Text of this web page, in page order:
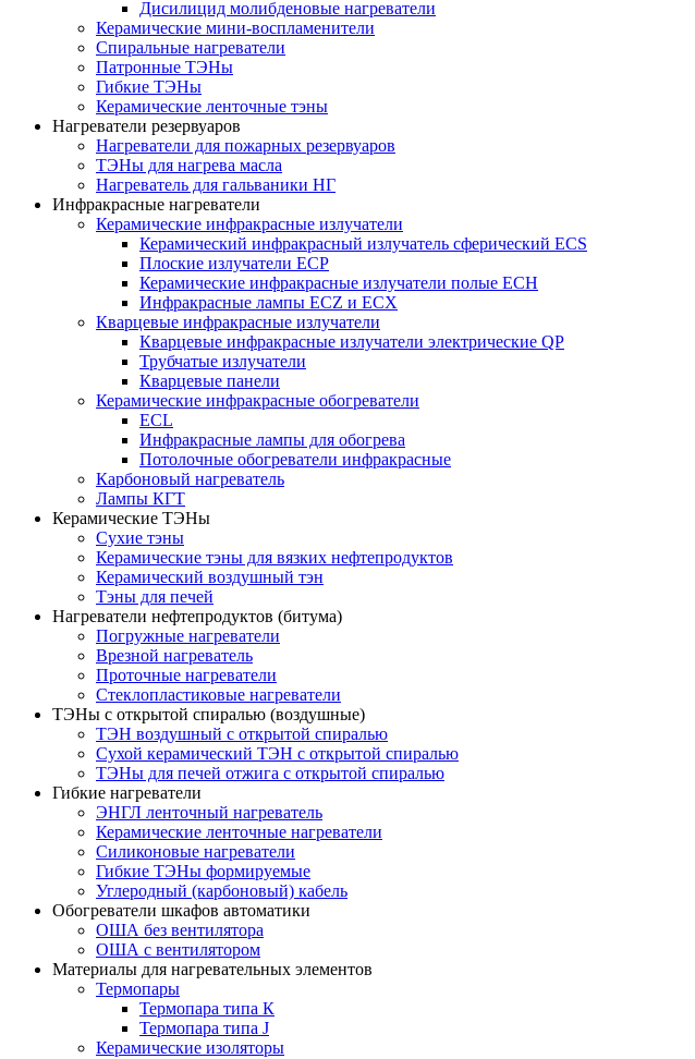
Дисилицид молибденовые нагреватели
Керамические мини-воспламенители
Спиральные нагреватели
Патронные ТЭНы
Гибкие ТЭНы
Керамические ленточные тэны
Нагреватели резервуаров
Нагреватели для пожарных резервуаров
ТЭНы для нагрева масла
Нагреватель для гальваники НГ
Инфракрасные нагреватели
Керамические инфракрасные излучатели
Керамический инфракрасный излучатель сферический ECS
Плоские излучатели ECP
Керамические инфракрасные излучатели полые ECH
Инфракрасные лампы ECZ и ECX
Кварцевые инфракрасные излучатели
Кварцевые инфракрасные излучатели электрические QP
Трубчатые излучатели
Кварцевые панели
Керамические инфракрасные обогреватели
ECL
Инфракрасные лампы для обогрева
Потолочные обогреватели инфракрасные
Карбоновый нагреватель
Лампы КГТ
Керамические ТЭНы
Сухие тэны
Керамические тэны для вязких нефтепродуктов
Керамический воздушный тэн
Тэны для печей
Нагреватели нефтепродуктов (битума)
Погружные нагреватели
Врезной нагреватель
Проточные нагреватели
Стеклопластиковые нагреватели
ТЭНы с открытой спиралью (воздушные)
ТЭН воздушный с открытой спиралью
Сухой керамический ТЭН с открытой спиралью
ТЭНы для печей отжига с открытой спиралью
Гибкие нагреватели
ЭНГЛ ленточный нагреватель
Керамические ленточные нагреватели
Силиконовые нагреватели
Гибкие ТЭНы формируемые
Углеродный (карбоновый) кабель
Обогреватели шкафов автоматики
ОША без вентилятора
ОША с вентилятором
Материалы для нагревательных элементов
Термопары
Термопара типа К
Термопара типа J
Керамические изоляторы